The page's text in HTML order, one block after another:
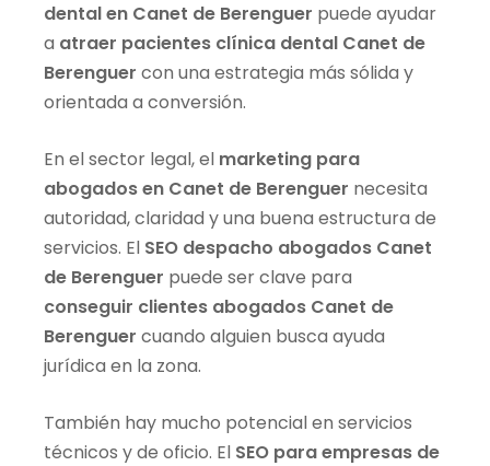
dental en Canet de Berenguer puede ayudar
a atraer pacientes clínica dental Canet de
Berenguer con una estrategia más sólida y
orientada a conversión.
En el sector legal, el marketing para
abogados en Canet de Berenguer necesita
autoridad, claridad y una buena estructura de
servicios. El SEO despacho abogados Canet
de Berenguer puede ser clave para
conseguir clientes abogados Canet de
Berenguer cuando alguien busca ayuda
jurídica en la zona.
También hay mucho potencial en servicios
técnicos y de oficio. El SEO para empresas de